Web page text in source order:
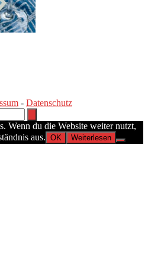
- Datenschutz
Wenn du die Website weiter nutzt,
aus. OK Weiterlesen